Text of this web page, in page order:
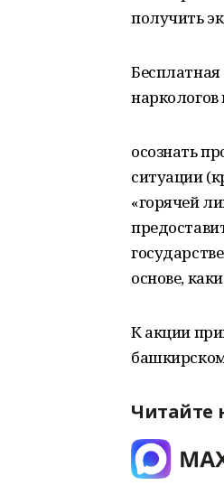
получить
Бесплатная
осознать
ситуации
«горячей
основе,
К акции
Читайте